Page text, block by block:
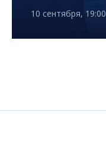
10 сентября, 19:00